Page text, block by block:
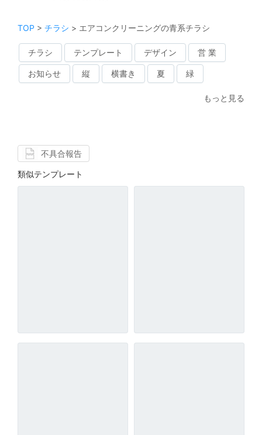
TOP > チラシ > エアコンクリーニングの青系チラシ
チラシ テンプレート デザイン 営 業
お知らせ 縦 横書き 夏 緑
もっと見る
不具合報告
類似テンプレート